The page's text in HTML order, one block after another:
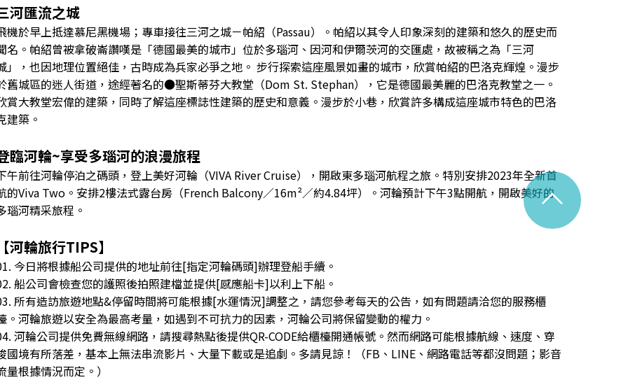
河匯流之城
機於早上抵達慕尼黑機場；專車接往三河之城－帕紹（Passau）。帕紹以其令人印象深刻的建築和悠久的歷史而
名。帕紹曾被拿破崙讚嘆是「德國最美的城市」位於多瑙河、因河和伊爾茨河的交匯處，故被稱之為「三河
」，也因地理位置絕佳，古時成為兵家必爭之地。 步行探索這座風景如畫的城市，欣賞帕紹的巴洛克輝煌。漫步
舊城區的迷人街道，途經著名的●聖斯蒂芬大教堂（Dom St. Stephan），它是德國最美麗的巴洛克教堂之一。
賞大教堂宏偉的建築，同時了解這座標誌性建築的歷史和意義。漫步於小巷，欣賞許多構成這座城市特色的巴洛
建築。
臨河輪~享受多瑙河的浪漫旅程
午前往河輪停泊之碼頭，登上美好河輪（VIVA River Cruise），開啟東多瑙河航程之旅。特別安排2023年全新首
的Viva Two。安排2樓法式露台房（French Balcony／16m²／約4.84坪）。河輪預計下午3點開航，開啟美好的
瑙河精采旅程。
河輪旅行TIPS】
今日將根據船公司提供的地址前往[指定河輪碼頭]辦理登船手續。
船公司會檢查您的護照後拍照建檔並提供[感應船卡]以利上下船。
所有造訪旅遊地點&停留時間將可能根據[水運情況]調整之，請您參考每天的公告，如有問題請洽您的服務櫃
。河輪旅遊以安全為最高考量，如遇到不可抗力的因素，河輪公司將保留變動的權力。
河輪公司提供免費無線網路，請搜尋熱點後提供QR-CODE給櫃檯開通帳號。然而網路可能根據航線、速度、穿
國境有所落差，基本上無法串流影片、大量下載或是追劇。多請見諒！（FB、LINE、網路電話等都沒問題；影音
量根據情況而定。）
^